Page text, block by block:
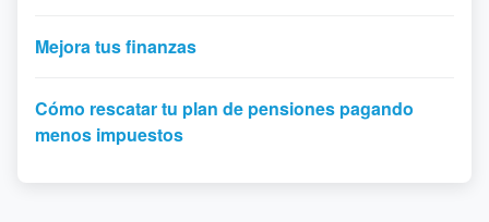
Mejora tus finanzas
Cómo rescatar tu plan de pensiones pagando
menos impuestos